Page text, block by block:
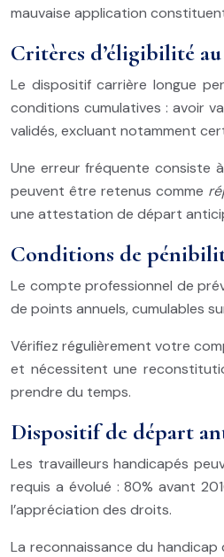
mauvaise application
Critères d’éligibilité
Le dispositif carrière longue
conditions cumulatives : avoir
validés, excluant notamment
Une erreur fréquente consiste
peuvent être retenus comme
une attestation de départ
Conditions de
Le compte professionnel de
de points annuels, cumulables
Vérifiez régulièrement votre
et nécessitent une
prendre du temps.
Dispositif de départ
Les travailleurs handicapés
requis a évolué : 80% avant
l’appréciation des droits.
La reconnaissance du